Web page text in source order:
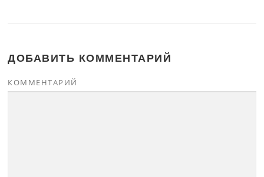
ДОБАВИТЬ КОММЕНТАРИЙ
КОММЕНТАРИЙ